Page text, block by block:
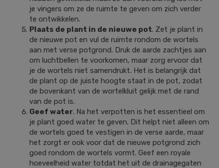
je vingers om ze de ruimte te geven om zich verder
te ontwikkelen.
Plaats de plant in de nieuwe pot. Zet je plant in
de nieuwe pot en vul de ruimte rondom de wortels
aan met verse potgrond. Druk de aarde zachtjes aan
om luchtbellen te voorkomen, maar zorg ervoor dat
je de wortels niet samendrukt. Het is belangrijk dat
de plant op de juiste hoogte staat in de pot, zodat
de bovenkant van de wortelkluit gelijk met de rand
van de pot is.
Geef water. Na het verpotten is het essentieel om
je plant goed water te geven. Dit helpt niet alleen om
de wortels goed te vestigen in de verse aarde, maar
het zorgt er ook voor dat de nieuwe potgrond zich
goed rondom de wortels vormt. Geef een royale
hoeveelheid water totdat het uit de drainagegaten